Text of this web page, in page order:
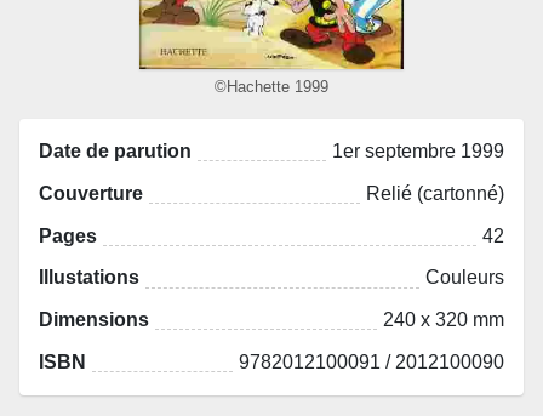
©Hachette 1999
Date de parution 1er septembre 1999
Couverture Relié (cartonné)
Pages 42
Illustations Couleurs
Dimensions 240 x 320 mm
ISBN 9782012100091 / 2012100090